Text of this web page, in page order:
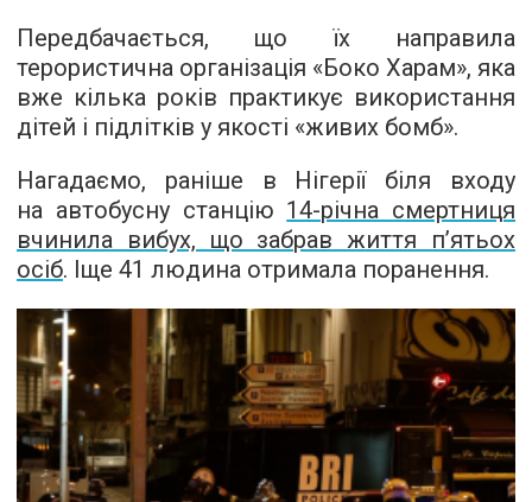
Передбачається, що їх направила
терористична організація «Боко Харам», яка
вже кілька років практикує використання
дітей і підлітків у якості «живих бомб».
Нагадаємо, раніше в Нігерії біля входу
на автобусну станцію 14-річна смертниця
вчинила вибух, що забрав життя п’ятьох
осіб. Іще 41 людина отримала поранення.